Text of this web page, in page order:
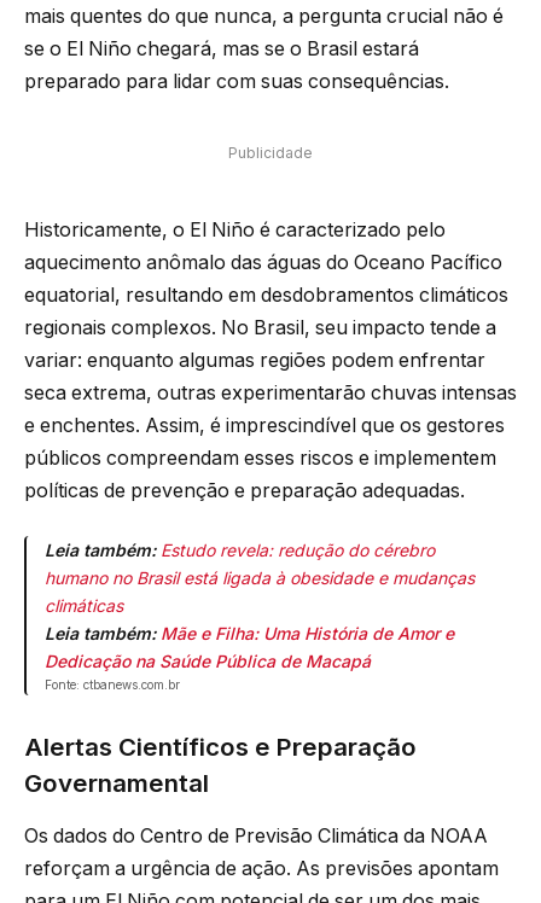
mais quentes do que nunca, a pergunta crucial não é
se o El Niño chegará, mas se o Brasil estará
preparado para lidar com suas consequências.
Publicidade
Historicamente, o El Niño é caracterizado pelo
aquecimento anômalo das águas do Oceano Pacífico
equatorial, resultando em desdobramentos climáticos
regionais complexos. No Brasil, seu impacto tende a
variar: enquanto algumas regiões podem enfrentar
seca extrema, outras experimentarão chuvas intensas
e enchentes. Assim, é imprescindível que os gestores
públicos compreendam esses riscos e implementem
políticas de prevenção e preparação adequadas.
Leia também: Estudo revela: redução do cérebro
humano no Brasil está ligada à obesidade e mudanças
climáticas
Leia também: Mãe e Filha: Uma História de Amor e
Dedicação na Saúde Pública de Macapá
Fonte: ctbanews.com.br
Alertas Científicos e Preparação
Governamental
Os dados do Centro de Previsão Climática da NOAA
reforçam a urgência de ação. As previsões apontam